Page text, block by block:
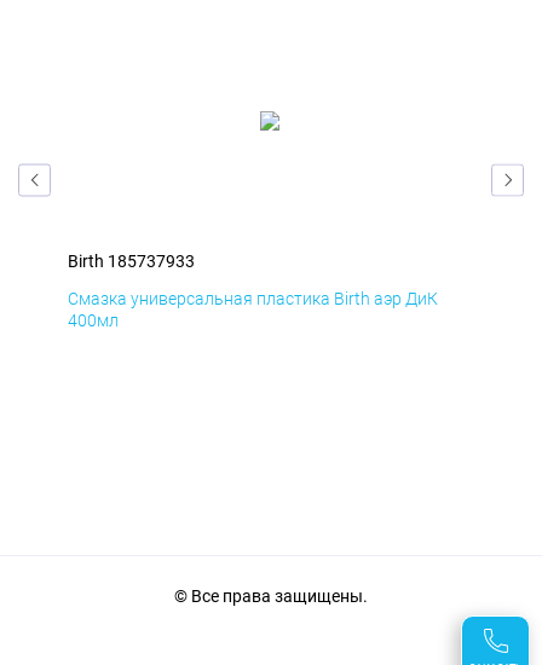
Birth 185737933
Смазка универсальная пластика Birth аэр ДиК
400мл
© Все права защищены.